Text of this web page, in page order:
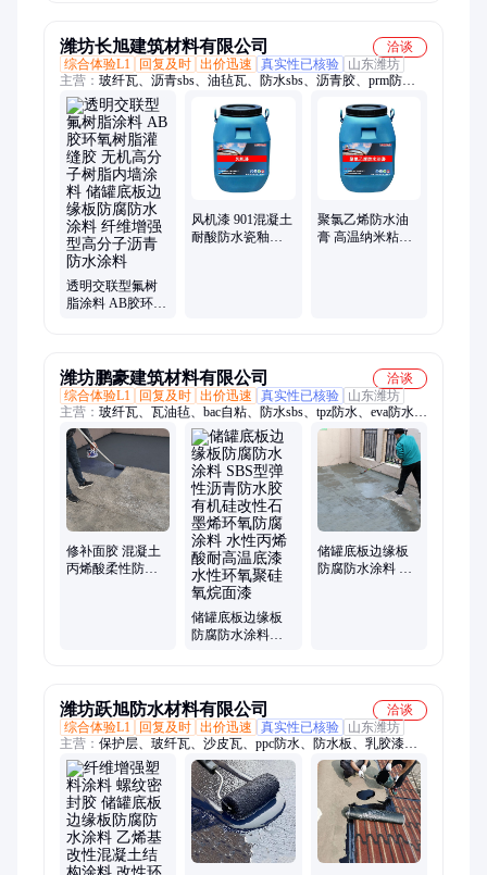
增强型防水涂料
潍坊长旭建筑材料有限公司
洽谈
综合体验L1
回复及时 出价迅速 真实性已核验
山东潍坊
主营： 玻纤瓦、沥青sbs、油毡瓦、防水sbs、沥青胶、prm防
水、eva防水、k11防水、pvc防水、hdpe防水、fyt1防水、pvcs防
水、hut1防水、pe膜防水、县sbs防水、沥青瓦、屋面板、eva高
铁、涂料k11、卷材sbs、聚乙烯、卷材1卷、pe高分子、聚氯乙
烯、卷材先做
透明交联型氟树
脂涂料 AB胶环氧
缘板防腐防水涂
料 纤维增强型高
分子沥青防水涂
风机漆 901混凝土
耐酸防水瓷釉涂
聚氯乙烯防水油
膏 高温纳米粘结
潍坊鹏豪建筑材料有限公司
洽谈
综合体验L1
回复及时 出价迅速 真实性已核验
山东潍坊
主营： 玻纤瓦、瓦油毡、bac自粘、防水sbs、tpz防水、eva防水、
k11防水、pvc防水、hdpe防水、fyt1防水、tpob防水、卷材sam、
彩钢瓦、卷材tpo、高分子、沥青瓦、eva自粘、pet自粘、聚氯乙
烯、卷材包工、水泥路面、彩油毡瓦、水卷卷材、聚酯复合、反
应粘结
修补面胶 混凝土
丙烯酸柔性防水
储罐底板边缘板
防腐防水涂料
涂料 水性丙烯酸
耐高温底漆 水性
环氧聚硅氧烷面
储罐底板边缘板
防腐防水涂料 丙
潍坊跃旭防水材料有限公司
洽谈
综合体验L1
回复及时 出价迅速 真实性已核验
山东潍坊
主营： 保护层、玻纤瓦、沙皮瓦、ppc防水、防水板、乳胶漆、
水泥浆、保护膜、网带pet、隔离层、外墙砖、聚合物、封檐板、
乙烯pvc、隔热漆、雨水管、雨水槽、地坪漆、落水管、沥青
sbs、排水管、贺德克、落水槽、油毡瓦、钢结构